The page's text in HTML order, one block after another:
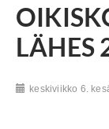
LÄHES
keskiviikko 6.